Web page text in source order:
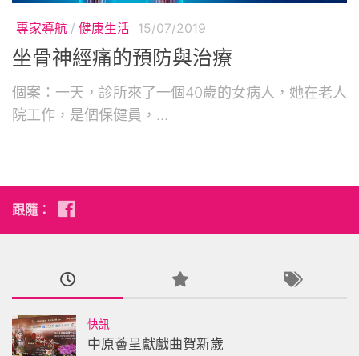
專家導航/ 健康生活 15/07/2019
坐骨神經痛的預防與治療
個案：一天，診所來了一個40歲的女病人，她在老人
院工作，是個保健員，...
跟隨：
快訊
中原薈呈獻戲曲賀新歲